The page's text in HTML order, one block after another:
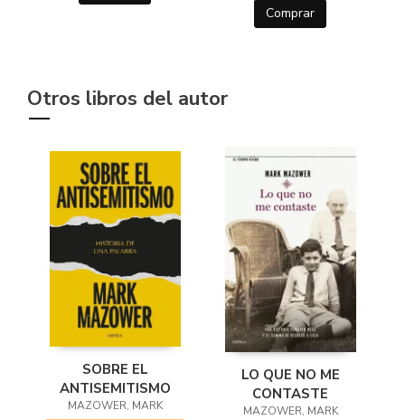
Comprar
Otros libros del autor
SOBRE EL
ANTISEMITISMO
MAZOWER, MARK
LO QUE NO ME
CONTASTE
MAZOWER, MARK